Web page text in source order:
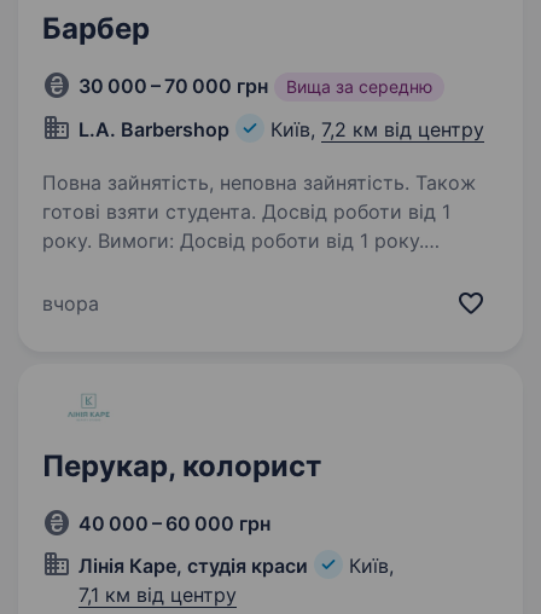
Барбер
30 000 – 70 000 грн Вища за середню
L.A. Barbershop Київ, 7,2 км від центру
Повна зайнятість, неповна зайнятість. Також
готові взяти студента. Досвід роботи від 1
року. Вимоги: Досвід роботи від 1 року.
(короткі, середні та подовжені стрижки).
вчора
Перукар, колорист
40 000 – 60 000 грн
Лінія Каре, студія краси
Київ,
7,1 км від центру